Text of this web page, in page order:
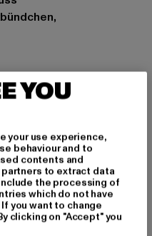
Polyamid
| DE
YOU
your use experience,
behaviour and to
contents and
to extract data
the processing of
which do not have
you want to change
clicking on "Accept" you